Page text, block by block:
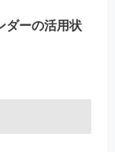
ダーの活用状